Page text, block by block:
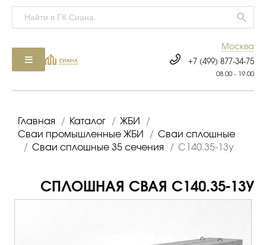
Москва
+7 (499) 877-34-75
08.00 - 19.00
Главная / Каталог / ЖБИ
/
Сваи промышленные ЖБИ
/ Сваи сплошные
/ Сваи сплошные 35 сечения / С140.35-13у
СПЛОШНАЯ СВАЯ С140.35-13У